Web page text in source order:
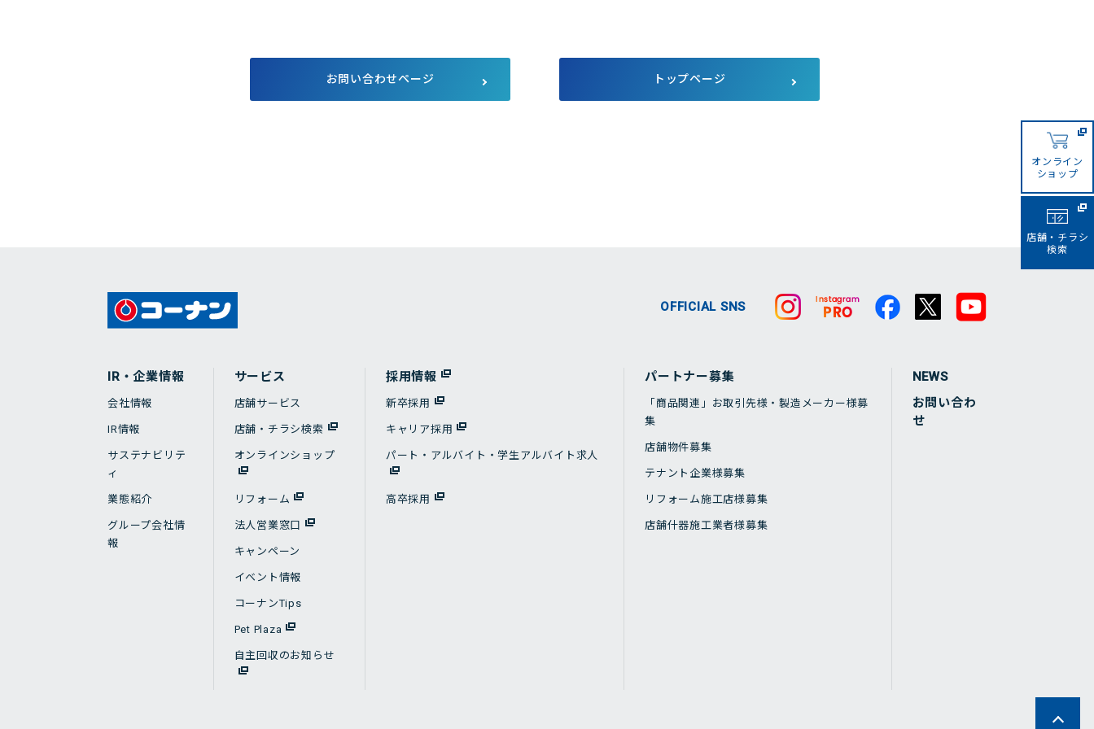
電子公告
個人投資家向け説明会
メディア等における当社のサス
コーナンTips Pet Plaza
お問い合わせページ トップページ
オンライン
ショップ
店舗・チラシ
検索
OFFICIAL SNS
IR・企業情報
会社情報
IR情報
サステナビリテ
ィ
業態紹介
グループ会社情
報
サービス
店舗サービス
店舗・チラシ検索
オンラインショップ
リフォーム
法人営業窓口
キャンペーン
イベント情報
コーナンTips
Pet Plaza
自主回収のお知らせ
採用情報
新卒採用
キャリア採用
パート・アルバイト・学生アルバイト求人
高卒採用
パートナー募集
「商品関連」お取引先様・製造メーカー様募
集
店舗物件募集
テナント企業様募集
リフォーム施工店様募集
店舗什器施工業者様募集
NEWS
お問い合わ
せ